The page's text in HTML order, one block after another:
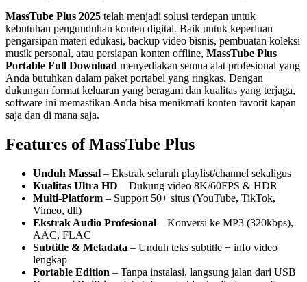
MassTube Plus 2025 telah menjadi solusi terdepan untuk
kebutuhan pengunduhan konten digital. Baik untuk keperluan
pengarsipan materi edukasi, backup video bisnis, pembuatan koleksi
musik personal, atau persiapan konten offline, MassTube Plus
Portable Full Download menyediakan semua alat profesional yang
Anda butuhkan dalam paket portabel yang ringkas. Dengan
dukungan format keluaran yang beragam dan kualitas yang terjaga,
software ini memastikan Anda bisa menikmati konten favorit kapan
saja dan di mana saja.
Features of MassTube Plus
Unduh Massal – Ekstrak seluruh playlist/channel sekaligus
Kualitas Ultra HD – Dukung video 8K/60FPS & HDR
Multi-Platform – Support 50+ situs (YouTube, TikTok,
Vimeo, dll)
Ekstrak Audio Profesional – Konversi ke MP3 (320kbps),
AAC, FLAC
Subtitle & Metadata – Unduh teks subtitle + info video
lengkap
Portable Edition – Tanpa instalasi, langsung jalan dari USB